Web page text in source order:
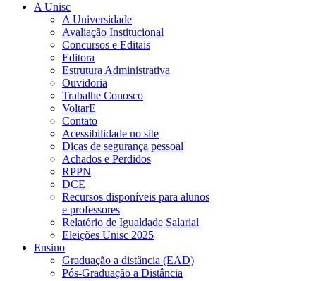
A Unisc
A Universidade
Avaliação Institucional
Concursos e Editais
Editora
Estrutura Administrativa
Ouvidoria
Trabalhe Conosco
VoltarE
Contato
Acessibilidade no site
Dicas de segurança pessoal
Achados e Perdidos
RPPN
DCE
Recursos disponíveis para alunos
e professores
Relatório de Igualdade Salarial
Eleições Unisc 2025
Ensino
Graduação a distância (EAD)
Pós-Graduação a Distância